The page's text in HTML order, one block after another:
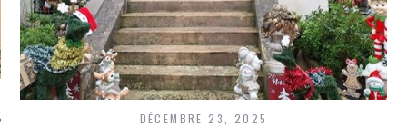
DÉCEMBRE 23, 2025